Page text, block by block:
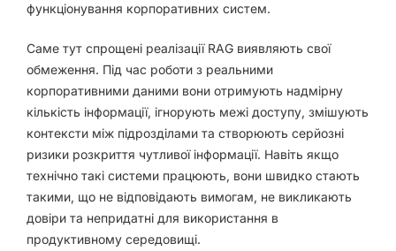
функціонування корпоративних систем.
Саме тут спрощені реалізації RAG виявляють свої
обмеження. Під час роботи з реальними
корпоративними даними вони отримують надмірну
кількість інформації, ігнорують межі доступу, змішують
контексти між підрозділами та створюють серйозні
ризики розкриття чутливої інформації. Навіть якщо
технічно такі системи працюють, вони швидко стають
такими, що не відповідають вимогам, не викликають
довіри та непридатні для використання в
продуктивному середовищі.